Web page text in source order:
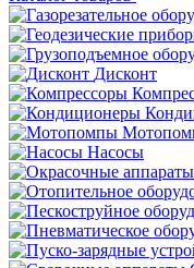
Дисконт
Насосы